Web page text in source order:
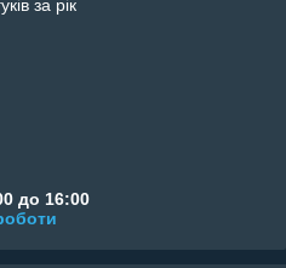
за рік
до 16:00